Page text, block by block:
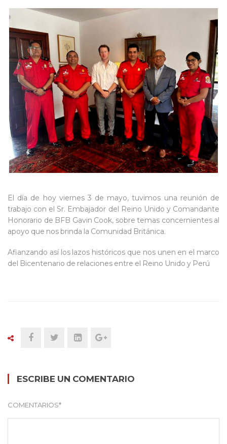
El día de hoy viernes 3 de mayo, tuvimos una reunión de
trabajo con el Sr. Embajador del Reino Unido y Comandante
Honorario de BFB Gavin Cook, sobre temas concernientes al
apoyo que nos brinda la Comunidad Británica.
Afianzando así los lazos históricos que nos unen en el marco
del Bicentenario de relaciones entre el Reino Unido y Perú
ESCRIBE UN COMENTARIO
COMENTARIOS*